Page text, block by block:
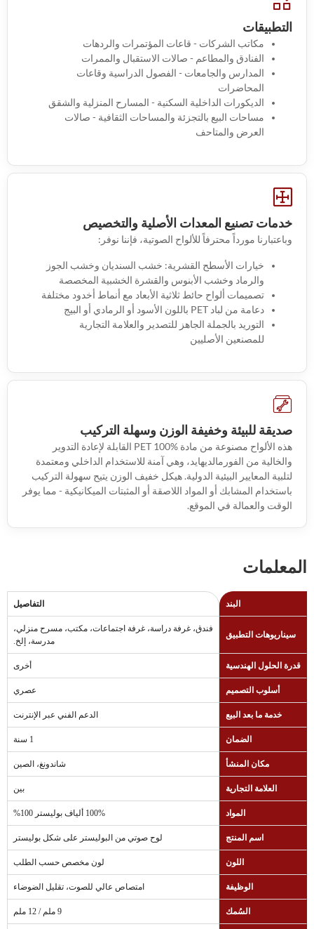
التطبيقات
مكاتب الشركات - قاعات المؤتمرات والردهات
الفنادق والمطاعم - صالات الاستقبال والممرات
المدارس والجامعات - الفصول الدراسية وقاعات
المحاضرات
الديكورات الداخلية السكنية - المسارح المنزلية والشقق
مساحات البيع بالتجزئة والمساحات الثقافية - صالات
العرض والمتاحف
خدمات تصنيع المعدات الأصلية والتخصيص
وباعتبارنا مورداً محترفاً للألواح الصوتية، فإننا نوفر:
خيارات الأسطح القشرية: خشب السنديان وخشب الجوز
والرماد وخشب الأبنوس والقشرة الخشبية المخصصة
تصميمات ألواح حائط ثلاثية الأبعاد مع أنماط أخدود مختلفة
دعامة من لباد PET باللون الأسود أو الرمادي أو البيج
التوريد بالجملة الجاهز للتصدير والعلامة التجارية
للمصنعين الأصليين
صديقة للبيئة وخفيفة الوزن وسهلة التركيب
هذه الألواح مصنوعة من مادة PET 100% القابلة لإعادة التدوير
والخالية من الفورمالديهايد، وهي آمنة للاستخدام الداخلي ومعتمدة
لتلبية المعايير البيئية الدولية. هيكل خفيف الوزن يتيح سهولة التركيب
باستخدام المشابك أو المواد اللاصقة أو المثبتات الميكانيكية - مما يوفر
الوقت والعمالة في الموقع.
المعلمات
البند التفاصيل
سيناريوهات التطبيق
فندق، غرفة دراسة، غرفة اجتماعات، مكتب، مسرح منزلي،
مدرسة، إلخ.
قدرة الحلول الهندسية أخرى
أسلوب التصميم عصري
خدمة ما بعد البيع الدعم الفني عبر الإنترنت
الضمان 1 سنة
مكان المنشأ شاندونغ، الصين
العلامة التجارية بين
المواد 100% ألياف بوليستر 100%
اسم المنتج لوح صوتي من البوليستر على شكل بوليستر
اللون لون مخصص حسب الطلب
الوظيفة امتصاص عالي للصوت، تقليل الضوضاء
السُمك 9 ملم / 12 ملم